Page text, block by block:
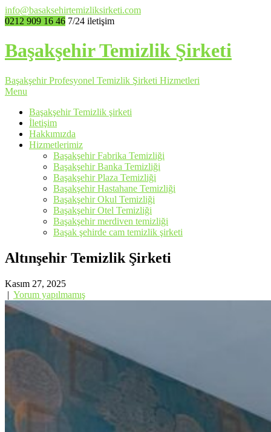
info@basaksehirtemizliksirketi.com
0212 909 16 46 7/24 iletişim
Başakşehir Temizlik Şirketi
Başakşehir Profesyonel Temizlik Şirketi Hizmetleri
Menu
Başakşehir Temizlik şirketi
İletişim
Hakkımızda
Hizmetlerimiz
Başakşehir Fabrika Temizliği
Başakşehir Banka Temizliği
Başakşehir Plaza Temizliği
Başakşehir Hastahane Temizliği
Başakşehir Okul Temizliği
Başakşehir Otel Temizliği
Başakşehir merdiven temizliği
Başak şehirde cam temizlik şirketi
Altınşehir Temizlik Şirketi
Kasım 27, 2025
| Yorum yapılmamış